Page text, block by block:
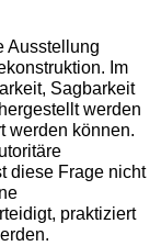
Ausstellung
Im
Sagbarkeit
werden
werden können.
diese Frage nicht
praktiziert